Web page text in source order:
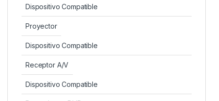
Dispositivo Compatible
Proyector
Dispositivo Compatible
Receptor A/V
Dispositivo Compatible